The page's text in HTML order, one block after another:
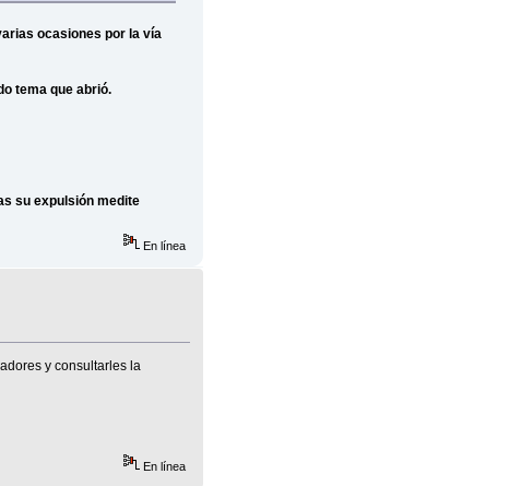
ocasiones por la vía
tema que abrió.
su expulsión medite
En línea
y consultarles la
En línea